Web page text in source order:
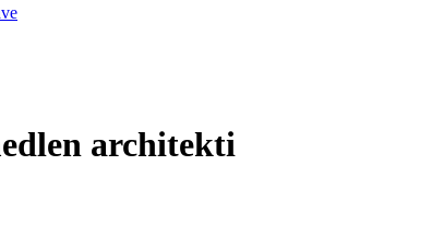
architekti